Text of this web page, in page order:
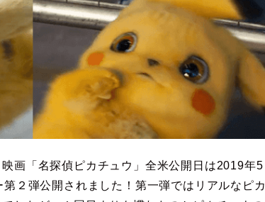
画「名探偵ピカチュウ」全米公開日は2019年5
２弾公開されました！第一弾ではリアルなピカ